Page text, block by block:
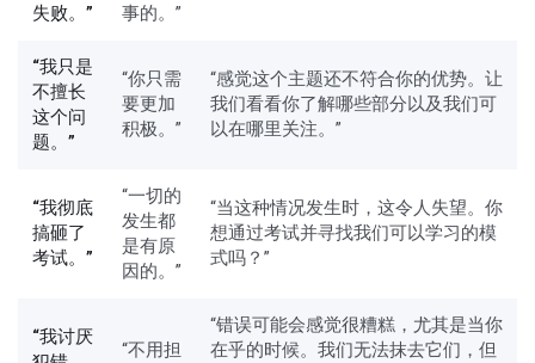
失败。”
事的。”
“我只是
不擅长
这个问
题。”
“你只需
要更加
积极。”
“感觉这个主题还不符合你的优势。让
我们看看你了解哪些部分以及我们可
以在哪里关注。”
“我彻底
搞砸了
考试。”
“一切的
发生都
是有原
因的。”
“当这种情况发生时，这令人失望。你
想通过考试并寻找我们可以学习的模
式吗？”
“我讨厌
“不用担
“错误可能会感觉很糟糕，尤其是当你
在乎的时候。我们无法抹去它们，但